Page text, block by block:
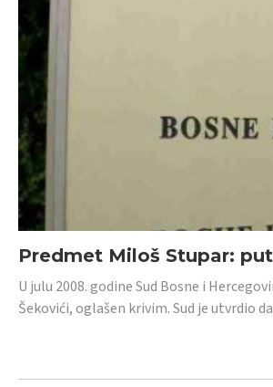
Predmet Miloš Stupar:
U julu 2008. godine Sud Bosne i
Šekovići, oglašen krivim. Sud je utvrdio